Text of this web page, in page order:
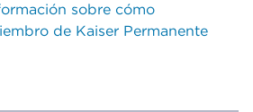
sobre cómo
de Kaiser Permanente